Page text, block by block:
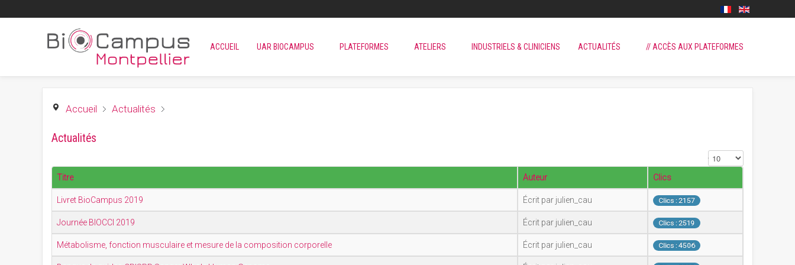
ACCUEIL UAR BIOCAMPUS PLATEFORMES ATELIERS INDUSTRIELS & CLINICIENS ACTUALITÉS // ACCÈS AUX PLATEFORMES
Accueil Actualités
Actualités
Affichage #
Titre Auteur Clics
Livret BioCampus 2019 Écrit par julien_cau Clics : 2157
Journée BIOCCI 2019 Écrit par julien_cau Clics : 2519
Métabolisme, fonction musculaire et mesure de la composition corporelle Écrit par julien_cau Clics : 4506